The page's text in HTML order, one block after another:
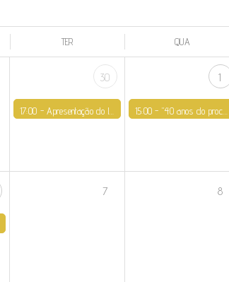
TER QUA
30
17:00 -Apresentação do livro "Museu do Conflito" e inauguração da exposição "Just' Arte II"
1
15:00 -"40 anos do processo-crime do atentado de 12 de maio de 1982 contra o Papa João Paulo II"
7 8